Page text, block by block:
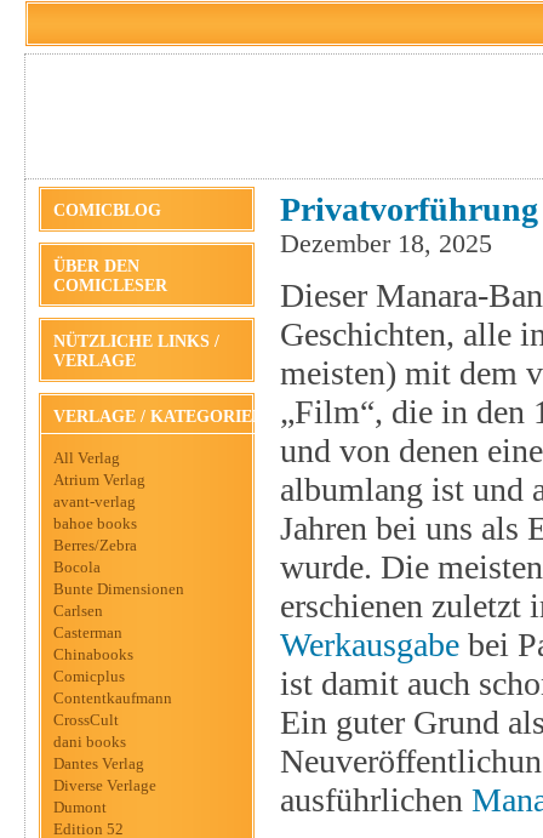
COMICBLOG
ÜBER DEN
COMICLESER
NÜTZLICHE LINKS /
VERLAGE
VERLAGE / KATEGORIEN
All Verlag
Atrium Verlag
avant-verlag
bahoe books
Berres/Zebra
Bocola
Bunte Dimensionen
Carlsen
Casterman
Chinabooks
Comicplus
Contentkaufmann
CrossCult
dani books
Dantes Verlag
Diverse Verlage
Dumont
Edition 52
Dezember 18, 2025
Dieser Manara-
Geschichten, alle
meisten) mit dem
„Film“, die in den
und von denen
albumlang ist und
Jahren bei uns
wurde. Die
erschienen zuletzt
Werkausgabe bei
ist damit auch
Ein guter Grund
ausführlichen